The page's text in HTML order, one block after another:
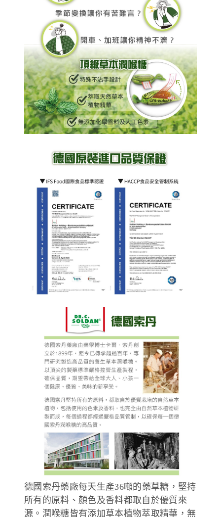
德國索丹藥廠每天生產36噸的藥草糖，堅持
所有的原料、顏色及香料都取自於優質來
源。潤喉糖皆有添加草本植物萃取精華，無